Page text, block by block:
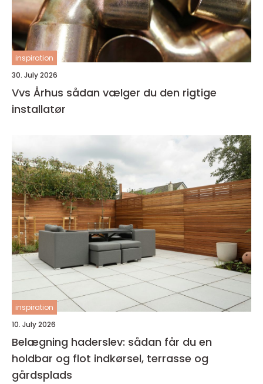
inspiration
30. July 2026
Vvs Århus sådan vælger du den rigtige
installatør
inspiration
10. July 2026
Belægning haderslev: sådan får du en
holdbar og flot indkørsel, terrasse og
gårdsplads